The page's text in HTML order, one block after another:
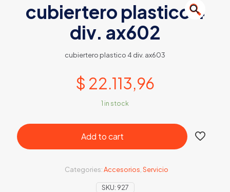
🔍
cubiertero plastico 4
div. ax602
cubiertero plastico 4 div. ax603
$ 22.113,96
1 in stock
Add to cart
SKU: 927
Categories:Accesorios Servicio